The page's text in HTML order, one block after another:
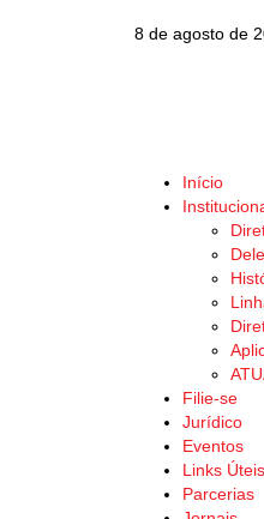
8 de agosto de
Início
Filie-se
Jurídico
Eventos
Links Úteis
Parcerias